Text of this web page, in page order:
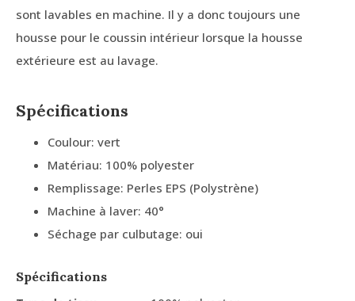
sont lavables en machine. Il y a donc toujours une
housse pour le coussin intérieur lorsque la housse
extérieure est au lavage.
Spécifications
Coulour: vert
Matériau: 100% polyester
Remplissage: Perles EPS (Polystrène)
Machine à laver: 40°
Séchage par culbutage: oui
Spécifications